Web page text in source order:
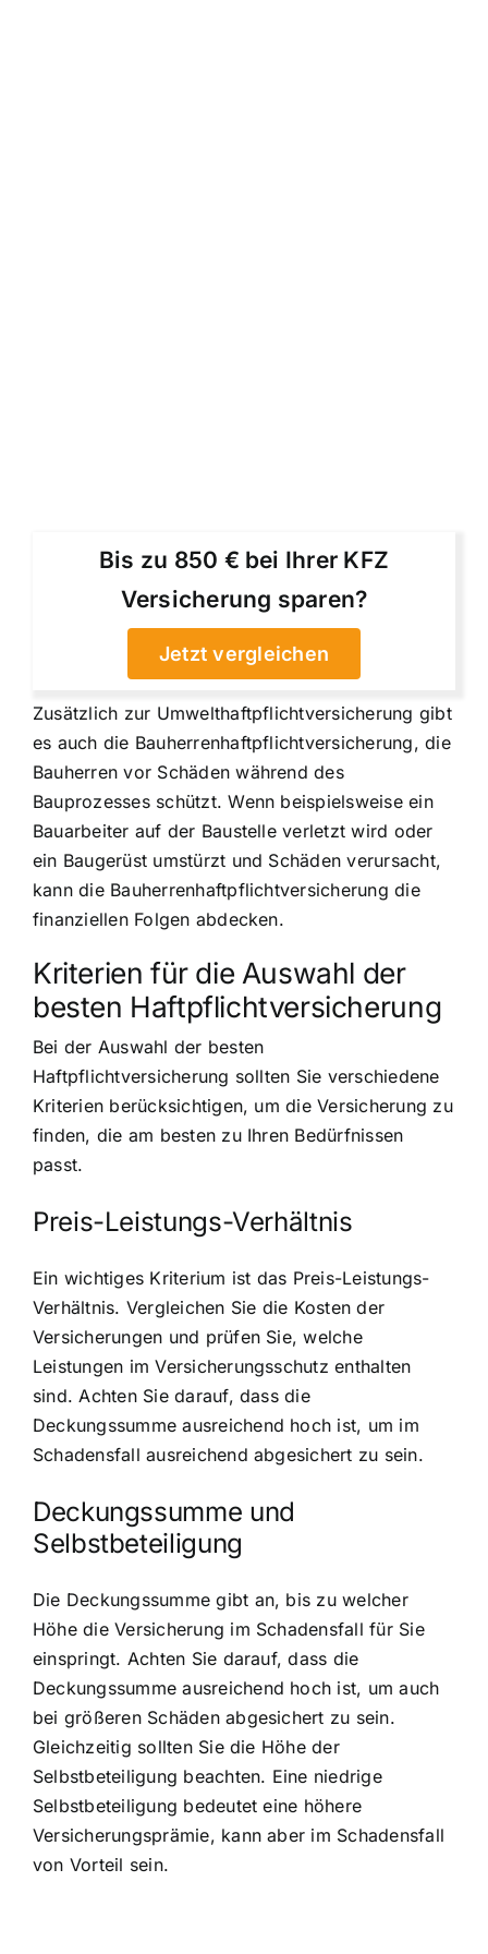
Bis zu 850 € bei Ihrer KFZ
Versicherung sparen?
Jetzt vergleichen
Zusätzlich zur Umwelthaftpflichtversicherung gibt
es auch die Bauherrenhaftpflichtversicherung, die
Bauherren vor Schäden während des
Bauprozesses schützt. Wenn beispielsweise ein
Bauarbeiter auf der Baustelle verletzt wird oder
ein Baugerüst umstürzt und Schäden verursacht,
kann die Bauherrenhaftpflichtversicherung die
finanziellen Folgen abdecken.
Kriterien für die Auswahl der
besten Haftpflichtversicherung
Bei der Auswahl der besten
Haftpflichtversicherung sollten Sie verschiedene
Kriterien berücksichtigen, um die Versicherung zu
finden, die am besten zu Ihren Bedürfnissen
passt.
Preis-Leistungs-Verhältnis
Ein wichtiges Kriterium ist das Preis-Leistungs-
Verhältnis. Vergleichen Sie die Kosten der
Versicherungen und prüfen Sie, welche
Leistungen im Versicherungsschutz enthalten
sind. Achten Sie darauf, dass die
Deckungssumme ausreichend hoch ist, um im
Schadensfall ausreichend abgesichert zu sein.
Deckungssumme und
Selbstbeteiligung
Die Deckungssumme gibt an, bis zu welcher
Höhe die Versicherung im Schadensfall für Sie
einspringt. Achten Sie darauf, dass die
Deckungssumme ausreichend hoch ist, um auch
bei größeren Schäden abgesichert zu sein.
Gleichzeitig sollten Sie die Höhe der
Selbstbeteiligung beachten. Eine niedrige
Selbstbeteiligung bedeutet eine höhere
Versicherungsprämie, kann aber im Schadensfall
von Vorteil sein.